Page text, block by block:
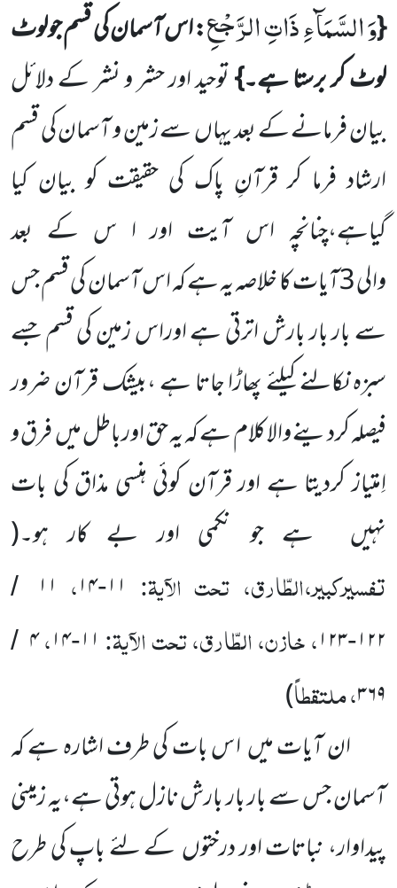
{وَ السَّمَآءِ ذَاتِ الرَّجْعِ: اس آسمان کی قسم جولوٹ
لوٹ کر برستا ہے۔}توحید اور حشر و نشر کے دلائل
بیان فرمانے کے بعد یہاںسے زمین و آسمان کی قسم
ارشاد فرما کر قرآنِ پاک کی حقیقت کو بیان کیا
گیاہے،چنانچہ اس آیت اور ا س کے بعد
والی3آیات کا خلاصہ یہ ہے کہ اس آسمان کی قسم جس
سے بار بار بارش اترتی ہے اوراس زمین کی قسم جسے
سبزہ نکالنے کیلئے پھاڑا جاتا ہے ،بیشک قرآن ضرور
فیصلہ کردینے والا کلام ہے کہ یہ حق اورباطل میںفرق و
اِمتیاز کردیتا ہے اور قرآن کوئی ہنسی مذاق کی بات
نہیں
ہے جو نکمی اور بے کار ہو۔(
تفسیرکبیر،الطّارق، تحت الآیۃ: ۱۱-۱۴، ۱۱ /
۱۲۲-۱۲۳، خازن، الطّارق، تحت الآیۃ: ۱۱-۱۴،۴ /
۳۶۹، ملتقطاً)
ان آیات میںا س بات کی طرف اشارہ ہے کہ
آسمان جس سے بار بار بارش نازل ہوتی ہے،یہ زمینی
پیداوار، نباتات اور درختوںکے لئے باپ کی طرح